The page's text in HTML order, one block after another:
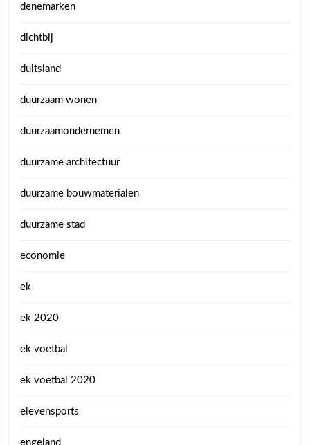
denemarken
dichtbij
duitsland
duurzaam wonen
duurzaamondernemen
duurzame architectuur
duurzame bouwmaterialen
duurzame stad
economie
ek
ek 2020
ek voetbal
ek voetbal 2020
elevensports
engeland